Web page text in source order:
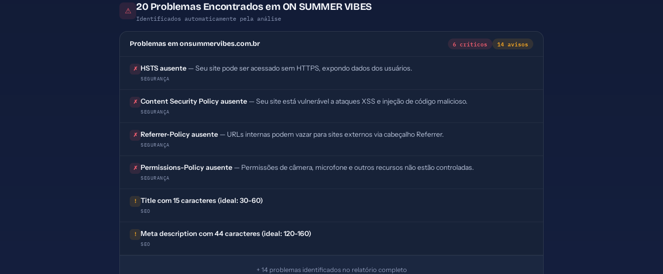
⚠ 20 Problemas Encontrados em ON SUMMER VIBES
Identificados automaticamente pela análise
Problemas em onsummervibes.com.br 6 críticos 14 avisos
✗ HSTS ausente — Seu site pode ser acessado sem HTTPS, expondo dados dos usuários.
SEGURANÇA
✗ Content Security Policy ausente — Seu site está vulnerável a ataques XSS e injeção de código malicioso.
SEGURANÇA
✗ Referrer-Policy ausente — URLs internas podem vazar para sites externos via cabeçalho Referrer.
SEGURANÇA
✗ Permissions-Policy ausente — Permissões de câmera, microfone e outros recursos não estão controladas.
SEGURANÇA
! Title com 15 caracteres (ideal: 30-60)
SEO
! Meta description com 44 caracteres (ideal: 120-160)
SEO
+ 14 problemas identificados no relatório completo